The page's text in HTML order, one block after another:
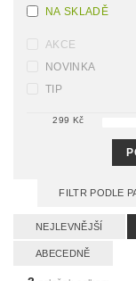
NA SKLADĚ
AKCE
NOVINKA
TIP
299 Kč
FILTR PODLE
NEJLEVNĚJŠÍ
ABECEDNĚ